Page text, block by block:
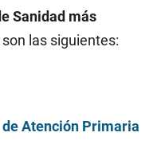
Sanidad más
las siguientes:
Atención Primaria